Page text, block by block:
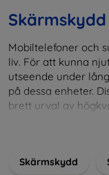
Skärmskydd
Mobiltelefoner och
liv. För att kunna
utseende under
på dessa enheter.
brett urval av
säkerhet och
mindre skador
Skärmskydd